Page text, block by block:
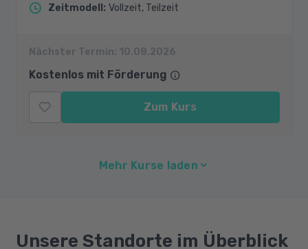
Zeitmodell : Vollzeit, Teilzeit
Nächster Termin: 10.08.2026
Kostenlos mit Förderung
Zum Kurs
Mehr Kurse laden
Unsere Standorte im Überblick